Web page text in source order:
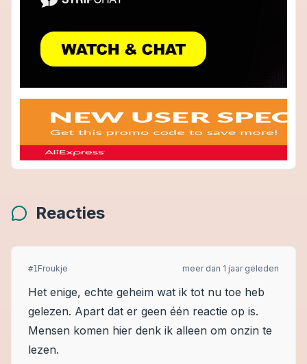
Reacties
#1Froukje meer dan 1 jaar geleden
Het enige, echte geheim wat ik tot nu toe heb
gelezen. Apart dat er geen één reactie op is.
Mensen komen hier denk ik alleen om onzin te
lezen.